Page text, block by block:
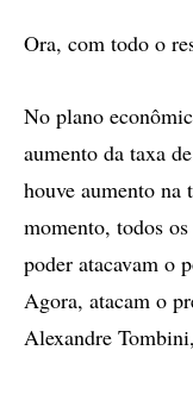
Ora, com todo o
No plano
aumento da taxa
houve aumento
momento, todos
poder atacavam o
Agora, atacam o
Alexandre